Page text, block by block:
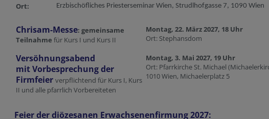
Ort:
Erzbischöfliches Priesterseminar Wien, Strudlhofgasse 7, 1090 Wien
Chrisam-Messe: gemeinsame
Teilnahme für Kurs I und Kurs II
Montag, 22. März 2027, 18 Uhr
Ort: Stephansdom
Versöhnungsabend
mit Vorbesprechung der
Firmfeier verpflichtend für Kurs I, Kurs
II und alle pfarrlich Vorbereiteten
Montag, 3. Mai 2027, 19 Uhr
Ort: Pfarrkirche St. Michael
1010 Wien, Michaelerplatz 5
Feier der diözesanen Erwachsenenfirmung 2027: